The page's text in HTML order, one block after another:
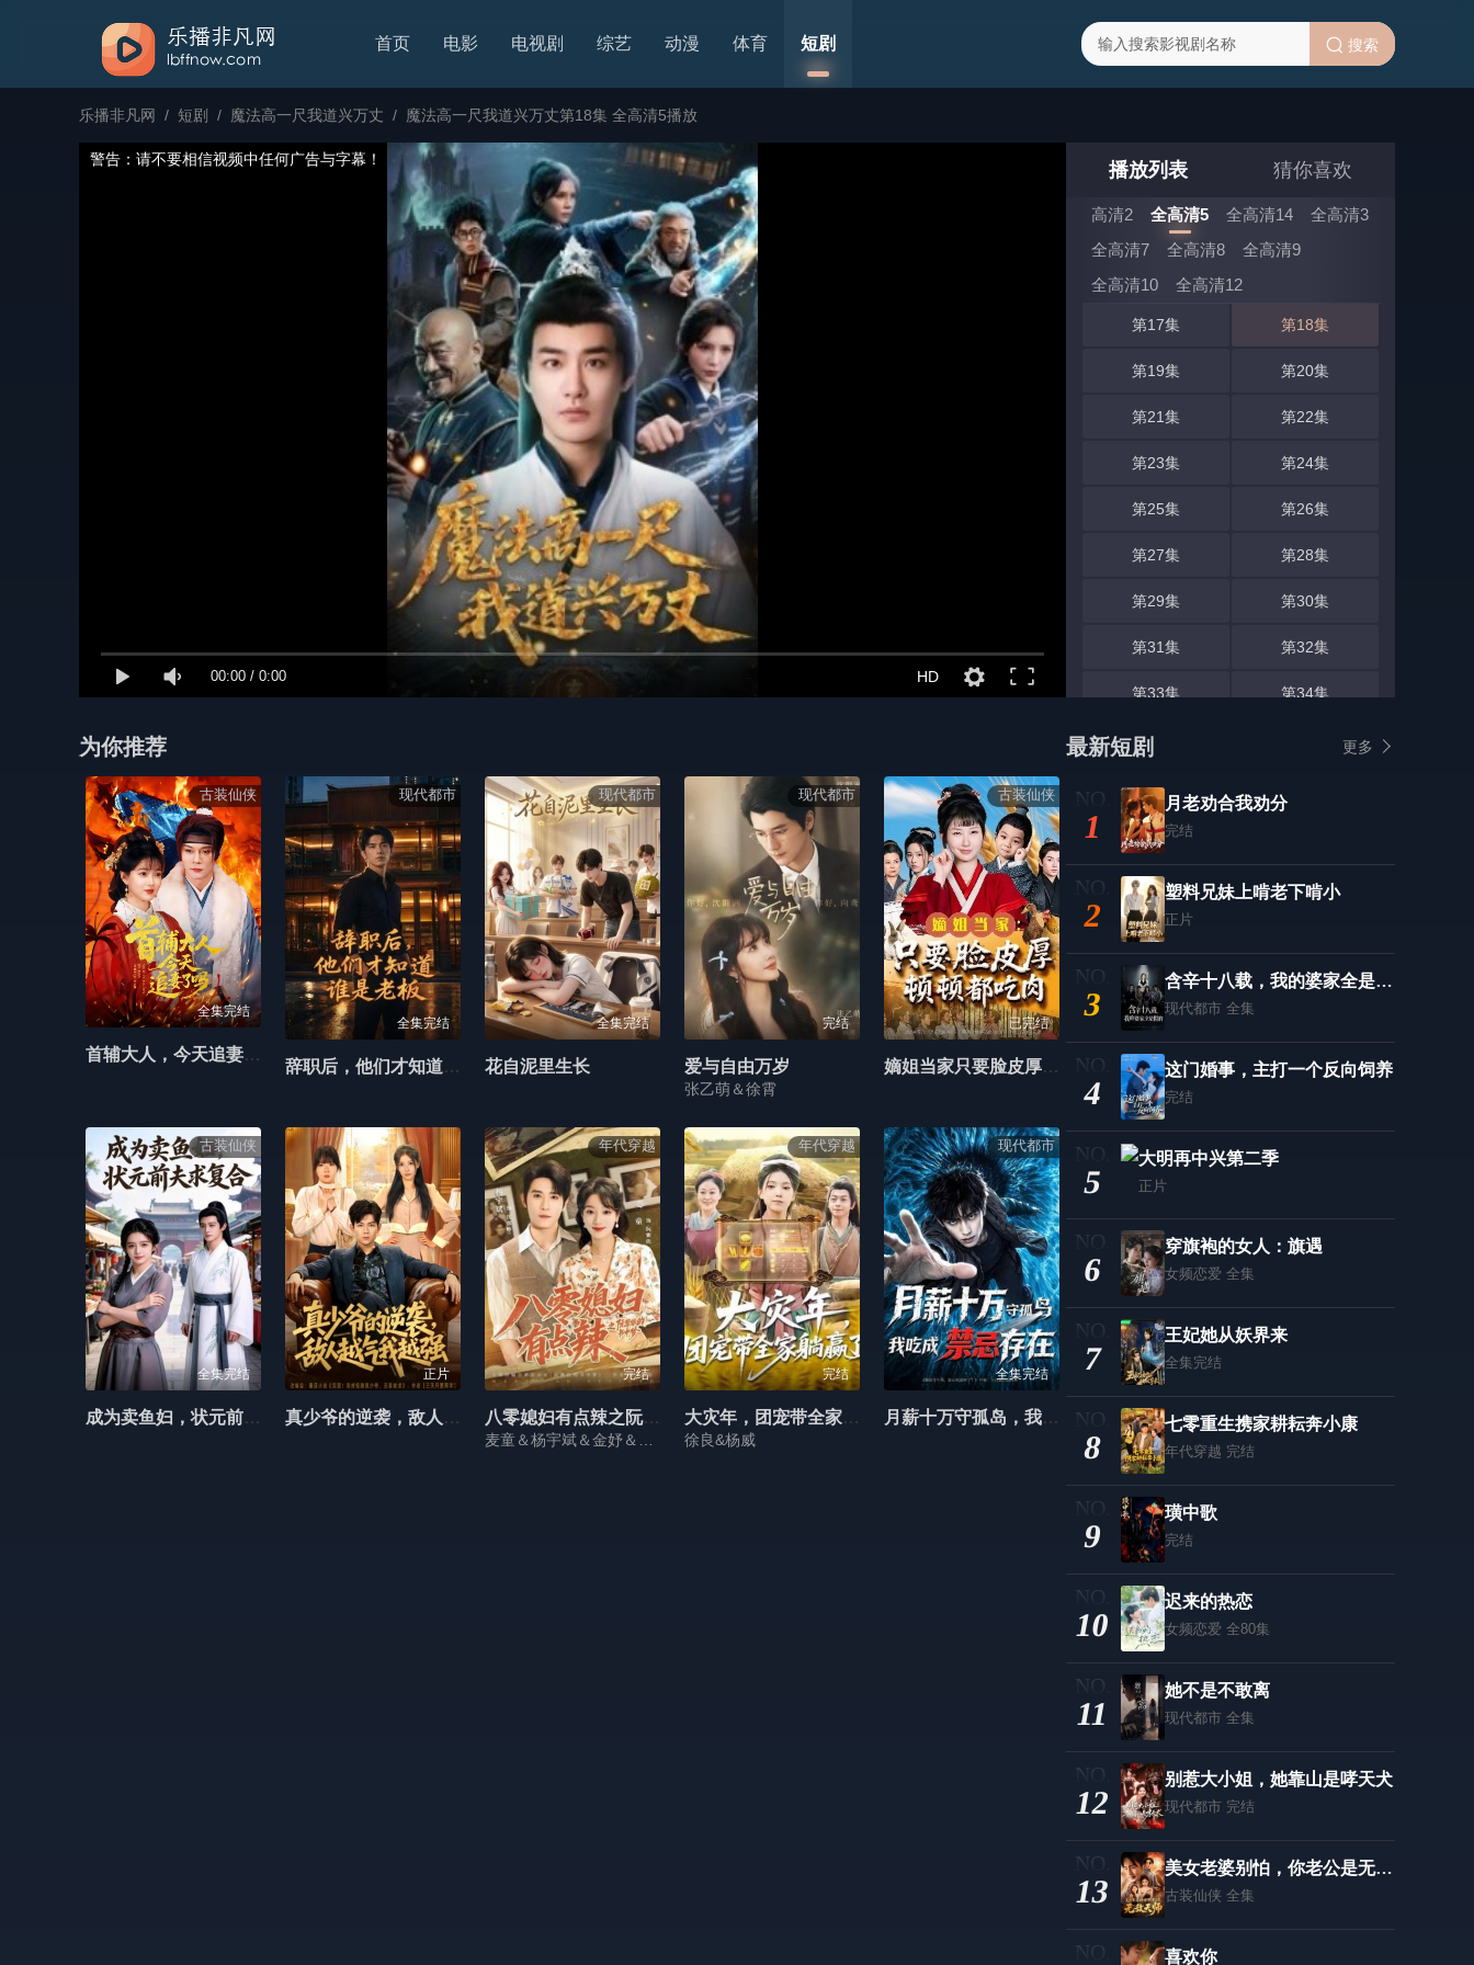
首页 电影 电视剧 综艺 动漫 体育 短剧 搜索
乐播非凡网 / 短剧 / 魔法高一尺我道兴万丈 / 魔法高一尺我道兴万丈第18集 全高清5播放
00:00 / 0:00 HD
警告：请不要相信视频中任何广告与字幕！ 播放列表 猜你喜欢
高清2 全高清5 全高清14
全高清3
全高清7
全高清8
全高清9
全高清10
全高清12
第05集 第06集
第13集
第15集
第17集 第18集
第19集 第20集
第21集 第22集
第23集 第24集
第25集 第26集
第27集 第28集
第29集 第30集
第31集 第32集
第33集 第34集
第35集
第37集
第39集
第41集
第43集
第45集 第46集
第47集
第49集 第50集
第51集
第53集
第57集 第58集
第59集
第61集 第62集
第63集
第65集 第66集
第67集
第69集
为你推荐
古装仙侠
全集完结
首辅大人，今天追妻了吗？
现代都市
全集完结
辞职后，他们才知道谁是老板
现代都市
全集完结
花自泥里生长
现代都市
完结
爱与自由万岁
张乙萌＆徐霄
古装仙侠
已完结
嫡姐当家只要脸皮厚顿顿都吃肉
古装仙侠
全集完结
成为卖鱼妇，状元前夫求复合
正片
真少爷的逆袭，敌人越气我越强.
年代穿越
完结
八零媳妇有点辣之阮紫依的书中梦
年代穿越
完结
大灾年，团宠带全家躺赢了
徐良&杨威
现代都市
全集完结
月薪十万守孤岛，我吃成禁忌存在
最新短剧 更多
1
月老劝合我劝分
完结
2
塑料兄妹上啃老下啃小
正片
3
含辛十八载，我的婆家全是假的
现代都市 全集
4
这门婚事，主打一个反向饲养
完结
5
大明再中兴第二季
正片
6
穿旗袍的女人：旗遇
女频恋爱 全集
7
王妃她从妖界来
全集完结
8
七零重生携家耕耘奔小康
年代穿越 完结
9
璜中歌
完结
10
迟来的热恋
女频恋爱 全80集
11
她不是不敢离
现代都市 全集
12
别惹大小姐，她靠山是哮天犬
现代都市 完结
13
美女老婆别怕，你老公是无敌天师
古装仙侠 全集
喜欢你